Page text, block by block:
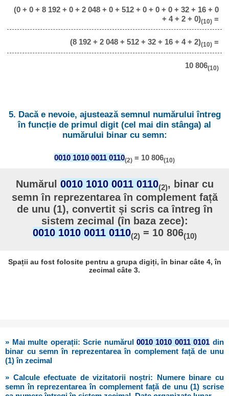
(0 + 0 + 8 192 + 0 + 2 048 + 0 + 512 + 0 + 0 + 0 + 32 + 16 + 0
+ 4 + 2 + 0)(10)=
(8 192 + 2 048 + 512 + 32 + 16 + 4 + 2)(10)=
10 806(10)
5. Dacă e nevoie, ajustează semnul numărului întreg
în funcție de primul digit (cel mai din stânga) al
numărului binar cu semn:
0010 1010 0011 0110(2) = 10 806(10)
Numărul 0010 1010 0011 0110(2), binar cu
semn în reprezentarea în complement față
de unu (1), convertit și scris ca întreg în
sistem zecimal (în baza zece):
0010 1010 0011 0110(2) = 10 806(10)
Spații au fost folosite pentru a grupa digiți, în binar câte 4, în
zecimal câte 3.
» Mai multe operații: Scrie numărul 0010 1010 0011 0101 din
binar cu semn în reprezentarea în complement față de unu
(1) în zecimal
» Calcule efectuate de vizitatorii noștri: Numere binare cu
semn în reprezentarea în complement față de unu (1) scrise